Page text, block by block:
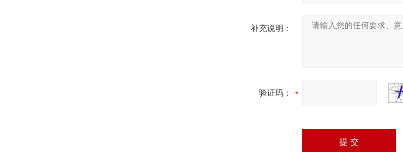
补充说明：
验证码：